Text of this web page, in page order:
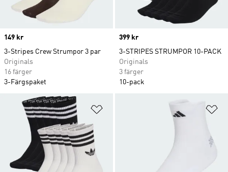
Price
149 kr
3-Stripes Crew Strumpor 3 par
Originals
16 färger
3-Färgspaket
Price
399 kr
3-STRIPES STRUMPOR 10-PACK
Originals
3 färger
10-pack
Lägg till på önskelistan